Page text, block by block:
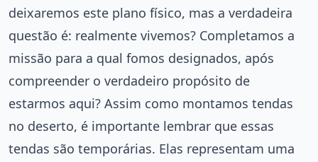
deixaremos este plano físico, mas a verdadeira
questão é: realmente vivemos? Completamos a
missão para a qual fomos designados, após
compreender o verdadeiro propósito de
estarmos aqui? Assim como montamos tendas
no deserto, é importante lembrar que essas
tendas são temporárias. Elas representam uma